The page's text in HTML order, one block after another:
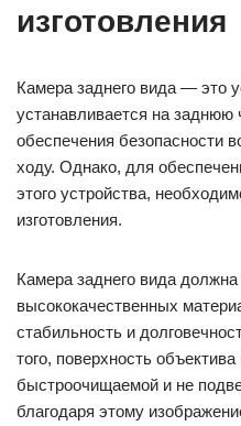
изготовления
Камера заднего вида — это
устанавливается на
обеспечения безопасности
ходу. Однако, для
этого устройства,
изготовления.
Камера заднего вида
высококачественных
стабильность и
того, поверхность
быстроочищаемой и не
благодаря этому